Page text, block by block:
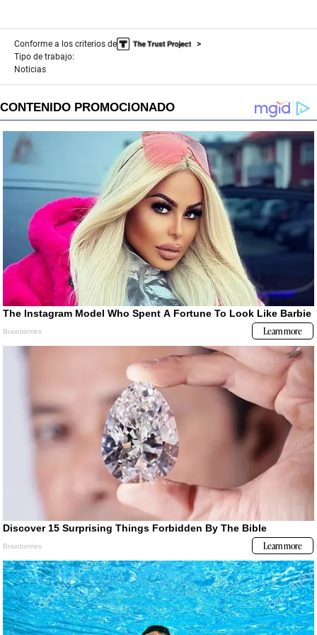
Conforme a los criterios de
Tipo de trabajo:
Noticias